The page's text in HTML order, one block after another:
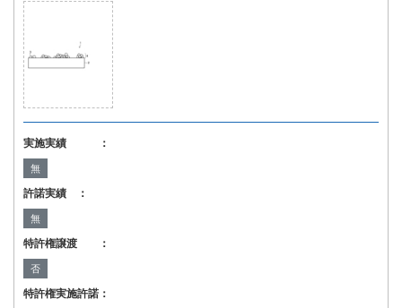
実施実績 ：
無
許諾実績 ：
無
特許権譲渡 ：
否
特許権実施許諾：